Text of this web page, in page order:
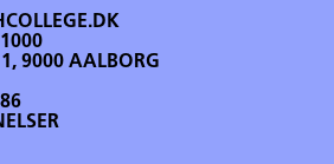
9000 AALBORG